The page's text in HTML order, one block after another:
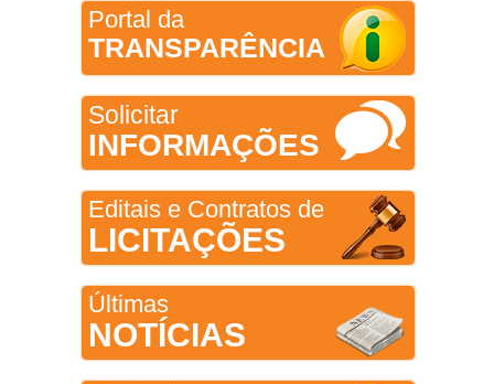
Portal da
TRANSPARÊNCIA
Solicitar
INFORMAÇÕES
Editais e Contratos de
LICITAÇÕES
Últimas
NOTÍCIAS